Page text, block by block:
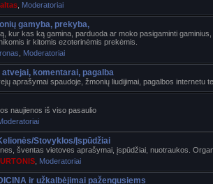
Moderatoriai
gamyba, prekyba,
kur kas ką gamina, parduoda ar moko pasigaminti
ir kitomis ezoterinėmis prekėmis.
Moderatoriai
komentarai, pagalba
aprašymai spaudoje, žmonių liudijimai, pagalbos internetu
naujienos iš viso pasaulio
Stovyklos/Įspūdžiai
šventas vietoves aprašymai, įspūdžiai, nuotraukos.
Moderatoriai
ir užkalbėjimai pažengusiems